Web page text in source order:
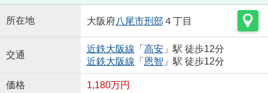
所在地 大阪府八尾市刑部 ４丁目
交通
近鉄大阪線 「 高安」駅 徒歩12分
近鉄大阪線 「 恩智 」駅 徒歩12分
価格 1,180万円